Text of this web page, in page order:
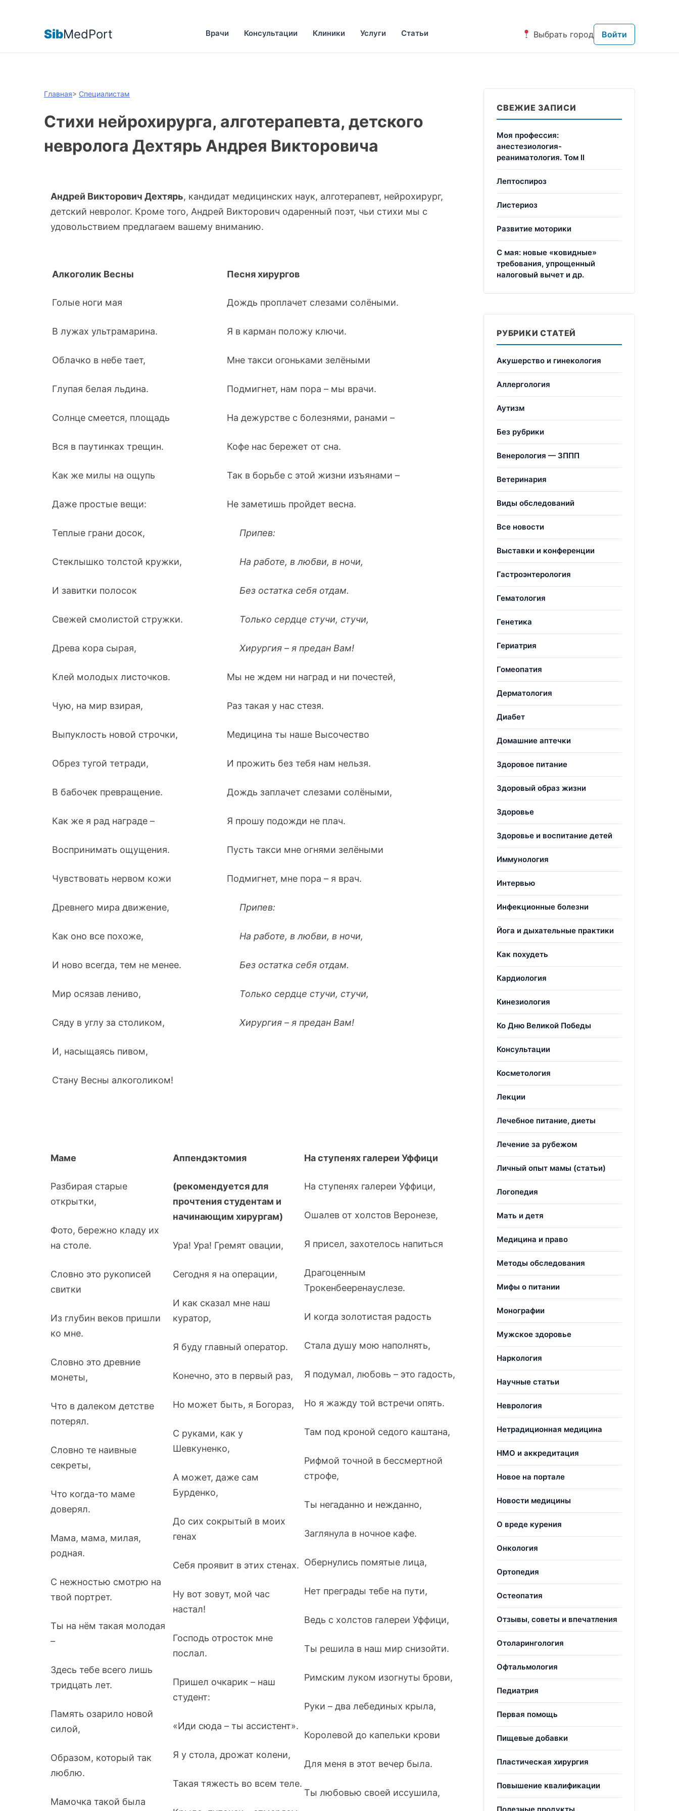
SibMedPort Врачи Консультации Клиники Услуги Статьи Выбрать город Войти
Главная> Специалистам
Стихи нейрохирурга, алготерапевта, детского
невролога Дехтярь Андрея Викторовича
Андрей Викторович Дехтярь, кандидат медицинских наук, алготерапевт, нейрохирург,
детский невролог. Кроме того, Андрей Викторович одаренный поэт, чьи стихи мы с
удовольствием предлагаем вашему вниманию.
Алкоголик Весны
Голые ноги мая
В лужах ультрамарина.
Облачко в небе тает,
Глупая белая льдина.
Солнце смеется, площадь
Вся в паутинках трещин.
Как же милы на ощупь
Даже простые вещи:
Теплые грани досок,
Стеклышко толстой кружки,
И завитки полосок
Свежей смолистой стружки.
Древа кора сырая,
Клей молодых листочков.
Чую, на мир взирая,
Выпуклость новой строчки,
Обрез тугой тетради,
В бабочек превращение.
Как же я рад награде –
Воспринимать ощущения.
Чувствовать нервом кожи
Древнего мира движение,
Как оно все похоже,
И ново всегда, тем не менее.
Мир осязав лениво,
Сяду в углу за столиком,
И, насыщаясь пивом,
Стану Весны алкоголиком!
Песня хирургов
Дождь проплачет слезами солёными.
Я в карман положу ключи.
Мне такси огоньками зелёными
Подмигнет, нам пора – мы врачи.
На дежурстве с болезнями, ранами –
Кофе нас бережет от сна.
Так в борьбе с этой жизни изъянами –
Не заметишь пройдет весна.
Припев:
На работе, в любви, в ночи,
Без остатка себя отдам.
Только сердце стучи, стучи,
Хирургия – я предан Вам!
Мы не ждем ни наград и ни почестей,
Раз такая у нас стезя.
Медицина ты наше Высочество
И прожить без тебя нам нельзя.
Дождь заплачет слезами солёными,
Я прошу подожди не плач.
Пусть такси мне огнями зелёными
Подмигнет, мне пора – я врач.
Припев:
На работе, в любви, в ночи,
Без остатка себя отдам.
Только сердце стучи, стучи,
Хирургия – я предан Вам!
Маме
Разбирая старые
открытки,
Фото, бережно кладу их
на столе.
Словно это рукописей
свитки
Из глубин веков пришли
ко мне.
Словно это древние
монеты,
Что в далеком детстве
потерял.
Словно те наивные
секреты,
Что когда-то маме
доверял.
Мама, мама, милая,
родная.
С нежностью смотрю на
твой портрет.
Ты на нём такая молодая
–
Здесь тебе всего лишь
тридцать лет.
Память озарило новой
силой,
Образом, который так
люблю.
Мамочка такой была
Аппендэктомия
(рекомендуется для
прочтения студентам и
начинающим хирургам)
Ура! Ура! Гремят овации,
Сегодня я на операции,
И как сказал мне наш
куратор,
Я буду главный оператор.
Конечно, это в первый раз,
Но может быть, я Богораз,
С руками, как у
Шевкуненко,
А может, даже сам
Бурденко,
До сих сокрытый в моих
генах
Себя проявит в этих стенах.
Ну вот зовут, мой час
настал!
Господь отросток мне
послал.
Пришел очкарик – наш
студент:
«Иди сюда – ты ассистент».
Я у стола, дрожат колени,
Такая тяжесть во всем теле.
На ступенях галереи Уффици
На ступенях галереи Уффици,
Ошалев от холстов Веронезе,
Я присел, захотелось напиться
Драгоценным
Трокенбееренауслезе.
И когда золотистая радость
Стала душу мою наполнять,
Я подумал, любовь – это гадость,
Но я жажду той встречи опять.
Там под кроной седого каштана,
Рифмой точной в бессмертной
строфе,
Ты негаданно и нежданно,
Заглянула в ночное кафе.
Обернулись помятые лица,
Нет преграды тебе на пути,
Ведь с холстов галереи Уффици,
Ты решила в наш мир снизойти.
Римским луком изогнуты брови,
Руки – два лебединых крыла,
Королевой до капельки крови
Для меня в этот вечер была.
Ты любовью своей иссушила,
СВЕЖИЕ ЗАПИСИ
Моя профессия:
анестезиология-
реаниматология. Том II
Лептоспироз
Листериоз
Развитие моторики
С мая: новые «ковидные»
требования, упрощенный
налоговый вычет и др.
РУБРИКИ СТАТЕЙ
Акушерство и гинекология
Аллергология
Аутизм
Без рубрики
Венерология — ЗППП
Ветеринария
Виды обследований
Все новости
Выставки и конференции
Гастроэнтерология
Гематология
Генетика
Гериатрия
Гомеопатия
Дерматология
Диабет
Домашние аптечки
Здоровое питание
Здоровый образ жизни
Здоровье
Здоровье и воспитание детей
Иммунология
Интервью
Инфекционные болезни
Йога и дыхательные практики
Как похудеть
Кардиология
Кинезиология
Ко Дню Великой Победы
Консультации
Косметология
Лекции
Лечебное питание, диеты
Лечение за рубежом
Личный опыт мамы (статьи)
Логопедия
Мать и детя
Медицина и право
Методы обследования
Мифы о питании
Монографии
Мужское здоровье
Наркология
Научные статьи
Неврология
Нетрадиционная медицина
НМО и аккредитация
Новое на портале
Новости медицины
О вреде курения
Онкология
Ортопедия
Остеопатия
Отзывы, советы и впечатления
Отоларингология
Офтальмология
Педиатрия
Первая помощь
Пищевые добавки
Пластическая хирургия
Повышение квалификации